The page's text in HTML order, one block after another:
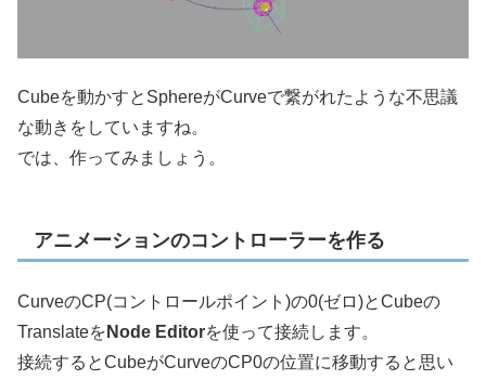
Cubeを動かすとSphereがCurveで繋がれたような不思議
な動きをしていますね。
では、作ってみましょう。
アニメーションのコントローラーを作る
CurveのCP(コントロールポイント)の0(ゼロ)とCubeの
Translateを Node Editorを使って接続します。
接続するとCubeがCurveのCP0の位置に移動すると思い